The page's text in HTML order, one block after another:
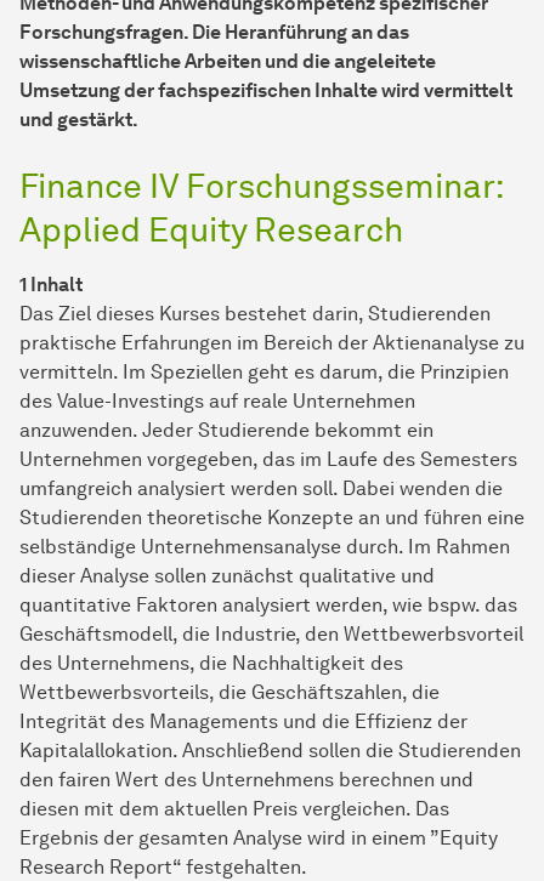
Forschungsfragen. Die Heranführung an das
wissenschaftliche Arbeiten und die angeleitete
Umsetzung der fachspezifischen Inhalte wird vermittelt
und gestärkt.
Finance IV Forschungsseminar:
Applied Equity Research
1 Inhalt
Das Ziel dieses Kurses bestehet darin, Studierenden
praktische Erfahrungen im Bereich der Aktienanalyse zu
vermitteln. Im Speziellen geht es darum, die Prinzipien
des Value-Investings auf reale Unternehmen
anzuwenden. Jeder Studierende bekommt ein
Unternehmen vorgegeben, das im Laufe des Semesters
umfangreich analysiert werden soll. Dabei wenden die
Studierenden theoretische Konzepte an und führen eine
selbständige Unternehmensanalyse durch. Im Rahmen
dieser Analyse sollen zunächst qualitative und
quantitative Faktoren analysiert werden, wie bspw. das
Geschäftsmodell, die Industrie, den Wettbewerbsvorteil
des Unternehmens, die Nachhaltigkeit des
Wettbewerbsvorteils, die Geschäftszahlen, die
Integrität des Managements und die Effizienz der
Kapitalallokation. Anschließend sollen die Studierenden
den fairen Wert des Unternehmens berechnen und
diesen mit dem aktuellen Preis vergleichen. Das
Ergebnis der gesamten Analyse wird in einem ”Equity
Research Report“ festgehalten.